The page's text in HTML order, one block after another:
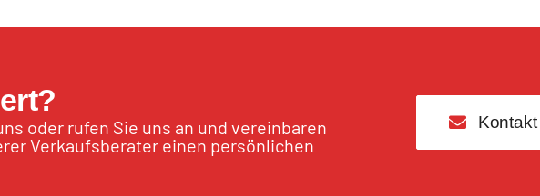
oder rufen Sie uns an und vereinbaren
Verkaufsberater einen persönlichen
Kontakt